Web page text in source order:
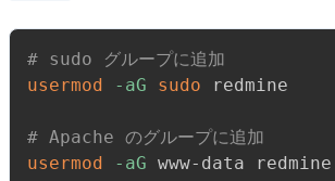
# sudo グループに追加
usermod
-aG sudo redmine
# Apache のグループに追加
usermod
-aG www-data redmine